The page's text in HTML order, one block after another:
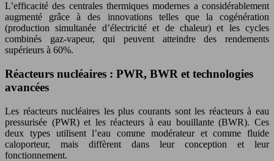
L’efficacité des centrales thermiques modernes a considérablement
augmenté grâce à des innovations telles que la cogénération
(production simultanée d’électricité et de chaleur) et les cycles
combinés gaz-vapeur, qui peuvent atteindre des rendements
supérieurs à 60%.
Réacteurs nucléaires : PWR, BWR et technologies
avancées
Les réacteurs nucléaires les plus courants sont les réacteurs à eau
pressurisée (PWR) et les réacteurs à eau bouillante (BWR). Ces
deux types utilisent l’eau comme modérateur et comme fluide
caloporteur, mais diffèrent dans leur conception et leur
fonctionnement.